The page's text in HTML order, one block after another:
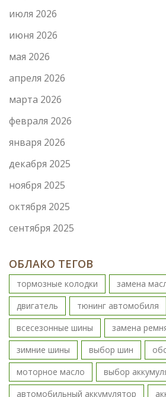
июля 2026
июня 2026
мая 2026
апреля 2026
марта 2026
февраля 2026
января 2026
декабря 2025
ноября 2025
октября 2025
сентября 2025
ОБЛАКО ТЕГОВ
тормозные колодки замена
двигатель
тюнинг автомобиля
всесезонные шины
замена
зимние шины
выбор шин
моторное масло
выбор
автомобильный аккумулятор